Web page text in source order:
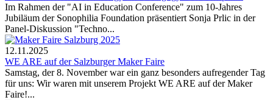
Im Rahmen der "AI in Education Conference" zum 10-Jahres
Jubiläum der Sonophilia Foundation präsentiert Sonja Prlic in der
Panel-Diskussion "Techno...
12.11.2025
WE ARE auf der Salzburger Maker Faire
Samstag, der 8. November war ein ganz besonders aufregender Tag
für uns: Wir waren mit unserem Projekt WE ARE auf der Maker
Faire!...